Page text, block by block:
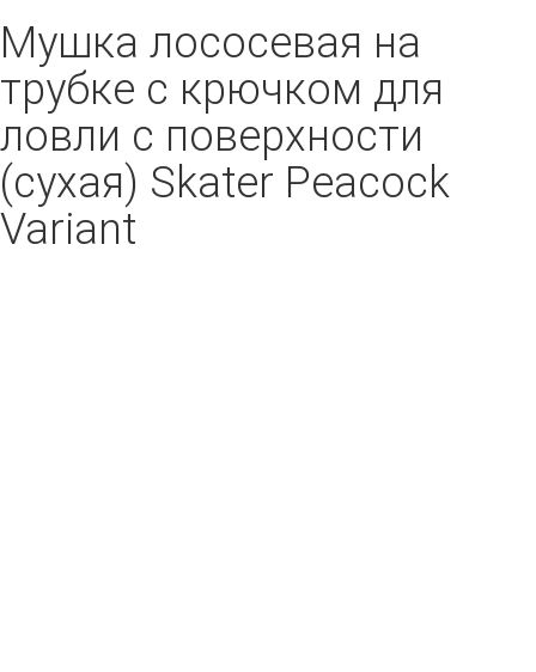
Мушка лососевая на
трубке с крючком для
ловли с поверхности
(сухая) Skater Peacock
Variant